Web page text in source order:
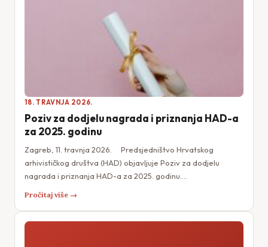
18. TRAVNJA 2026.
Poziv za dodjelu nagrada i priznanja HAD-a
za 2025. godinu
Zagreb, 11. travnja 2026. Predsjedništvo Hrvatskog
arhivističkog društva (HAD) objavljuje Poziv za dodjelu
nagrada i priznanja HAD-a za 2025. godinu.…
Pročitaj više →